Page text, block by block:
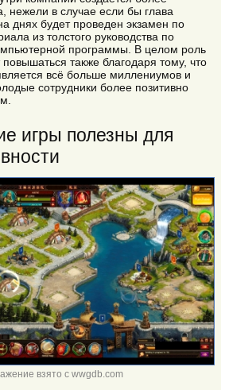
нежели в случае если бы глава
днях будет проведен экзамен по
из толстого руководства по
программы. В целом роль
также благодаря тому, что
всё больше миллениумов и
сотрудники более позитивно
игры полезны для
взято с wwgdb.com